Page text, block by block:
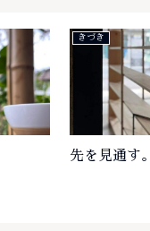
きづき
先を見通す。